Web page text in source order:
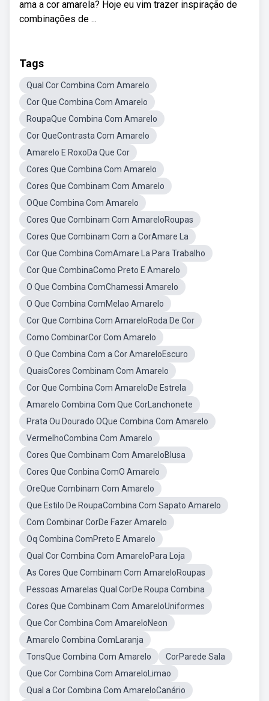
ama a cor amarela? Hoje eu vim trazer inspiração de
combinações de ...
Tags
Qual Cor Combina Com Amarelo
Cor Que Combina Com Amarelo
RoupaQue Combina Com Amarelo
Cor QueContrasta Com Amarelo
Amarelo E RoxoDa Que Cor
Cores Que Combina Com Amarelo
Cores Que Combinam Com Amarelo
OQue Combina Com Amarelo
Cores Que Combinam Com AmareloRoupas
Cores Que Combinam Com a CorAmare La
Cor Que Combina ComAmare La Para Trabalho
Cor Que CombinaComo Preto E Amarelo
O Que Combina ComChamessi Amarelo
O Que Combina ComMelao Amarelo
Cor Que Combina Com AmareloRoda De Cor
Como CombinarCor Com Amarelo
O Que Combina Com a Cor AmareloEscuro
QuaisCores Combinam Com Amarelo
Cor Que Combina Com AmareloDe Estrela
Amarelo Combina Com Que CorLanchonete
Prata Ou Dourado OQue Combina Com Amarelo
VermelhoCombina Com Amarelo
Cores Que Combinam Com AmareloBlusa
Cores Que Conbina ComO Amarelo
OreQue Combinam Com Amarelo
Que Estilo De RoupaCombina Com Sapato Amarelo
Com Combinar CorDe Fazer Amarelo
Oq Combina ComPreto E Amarelo
Qual Cor Combina Com AmareloPara Loja
As Cores Que Combinam Com AmareloRoupas
Pessoas Amarelas Qual CorDe Roupa Combina
Cores Que Combinam Com AmareloUniformes
Que Cor Combina Com AmareloNeon
Amarelo Combina ComLaranja
TonsQue Combina Com Amarelo
CorParede Sala
Que Cor Combina Com AmareloLimao
Qual a Cor Combina Com AmareloCanário